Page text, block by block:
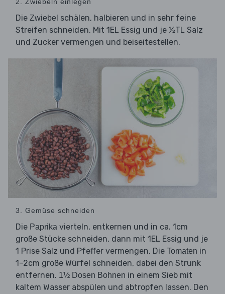
Die Zwiebel schälen, halbieren und in sehr feine
Streifen schneiden. Mit 1EL Essig und je ½TL Salz
und Zucker vermengen und beiseitestellen.
3. Gemüse schneiden
Die Paprika vierteln, entkernen und in ca. 1cm
große Stücke schneiden, dann mit 1EL Essig und je
1 Prise Salz und Pfeffer vermengen. Die Tomaten in
1–2cm große Würfel schneiden, dabei den Strunk
entfernen. 1½ Dosen Bohnen in einem Sieb mit
kaltem Wasser abspülen und abtropfen lassen. Den